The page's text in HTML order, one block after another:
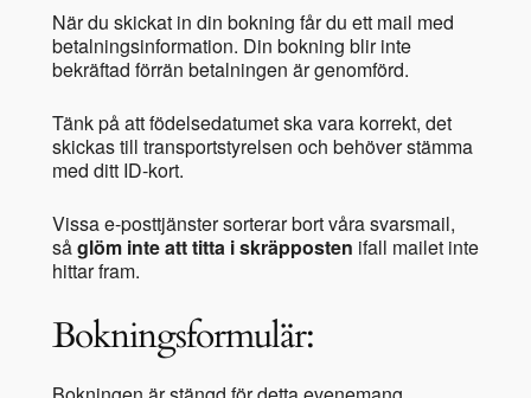
När du skickat in din bokning får du ett mail med
betalningsinformation. Din bokning blir inte
bekräftad förrän betalningen är genomförd.
Tänk på att födelsedatumet ska vara korrekt, det
skickas till transportstyrelsen och behöver stämma
med ditt ID-kort.
Vissa e-posttjänster sorterar bort våra svarsmail,
såglöm inte att titta i skräpposten ifall mailet inte
hittar fram.
Bokningsformulär: